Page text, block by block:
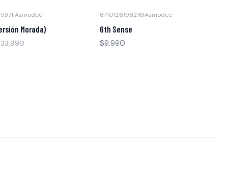
|Asmodee
Morada)
8710126198216|Asmodee
6th Sense
$9.990